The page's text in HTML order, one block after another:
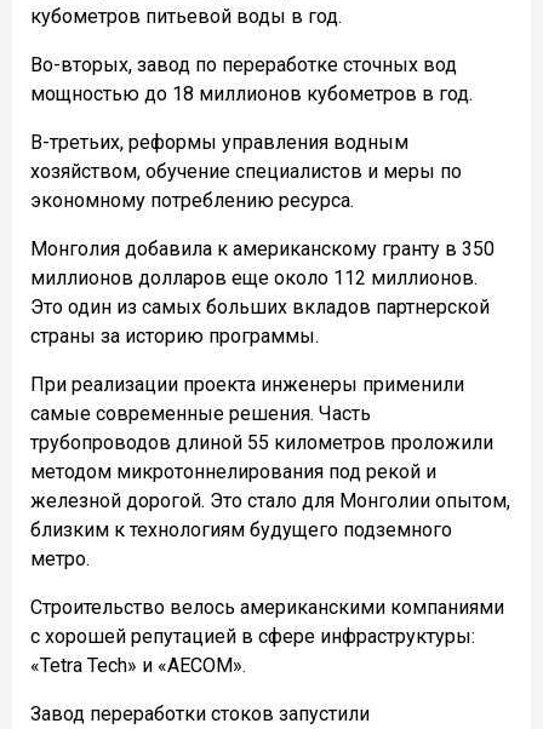
кубометров питьевой воды в год.
Во-вторых, завод по переработке сточных вод
мощностью до 18 миллионов кубометров в год.
В-третьих, реформы управления водным
хозяйством, обучение специалистов и меры по
экономному потреблению ресурса.
Монголия добавила к американскому гранту в 350
миллионов долларов еще около 112 миллионов.
Это один из самых больших вкладов партнерской
страны за историю программы.
При реализации проекта инженеры применили
самые современные решения. Часть
трубопроводов длиной 55 километров проложили
методом микротоннелирования под рекой и
железной дорогой. Это стало для Монголии опытом,
близким к технологиям будущего подземного
метро.
Строительство велось американскими компаниями
с хорошей репутацией в сфере инфраструктуры:
«Tetra Tech» и «AECOM».
Завод переработки стоков запустили